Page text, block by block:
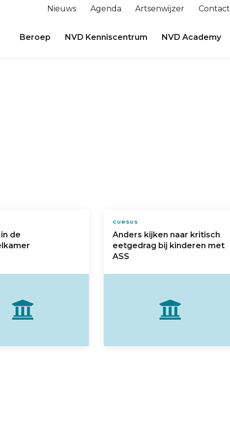
Nieuws Agenda Artsenwijzer Contact
Beroep NVD Kenniscentrum NVD Academy
de
CURSUS
Anders kijken naar kritisch
eetgedrag bij kinderen met
ASS